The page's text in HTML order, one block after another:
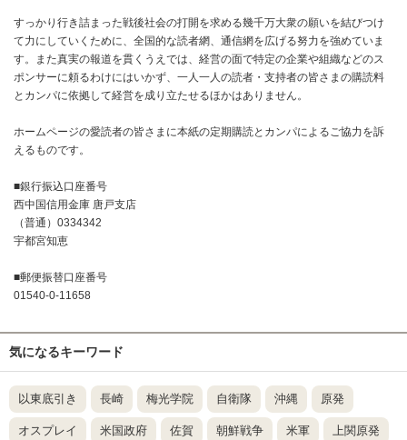
すっかり行き詰まった戦後社会の打開を求める幾千万大衆の願いを結びつけ
て力にしていくために、全国的な読者網、通信網を広げる努力を強めていま
す。また真実の報道を貫くうえでは、経営の面で特定の企業や組織などのス
ポンサーに頼るわけにはいかず、一人一人の読者・支持者の皆さまの購読料
とカンパに依拠して経営を成り立たせるほかはありません。
ホームページの愛読者の皆さまに本紙の定期購読とカンパによるご協力を訴
えるものです。
■銀行振込口座番号
西中国信用金庫 唐戸支店
（普通）0334342
宇都宮知恵
■郵便振替口座番号
01540-0-11658
気になるキーワード
以東底引き 長崎 梅光学院 自衛隊 沖縄 原発
オスプレイ 米国政府 佐賀 朝鮮戦争 米軍 上関原発